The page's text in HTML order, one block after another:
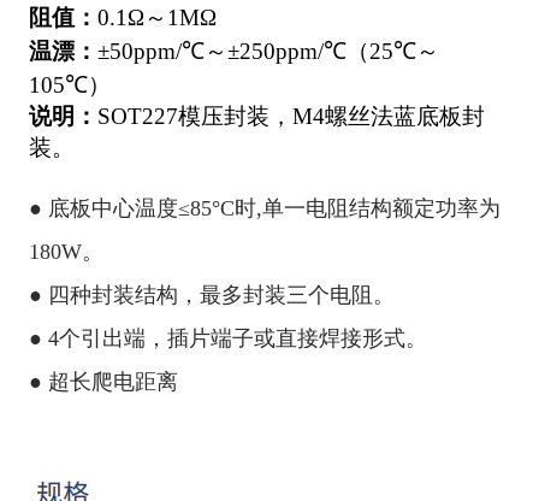
阻值： 0.1Ω～1MΩ
温漂： ±50ppm/℃～±250ppm/℃（25℃～
105℃）
说明： SOT227模压封装，M4螺丝法蓝底板封
装。
● 底板中心温度≤85°C时,单一电阻结构额定功率为
180W。
● 四种封装结构，最多封装三个电阻。
● 4个引出端，插片端子或直接焊接形式。
● 超长爬电距离